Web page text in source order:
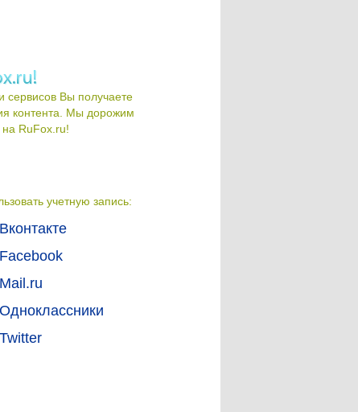
сервисов Вы получаете
контента. Мы дорожим
RuFox.ru!
учетную запись:
Вконтакте
Facebook
Mail.ru
Одноклассники
Twitter